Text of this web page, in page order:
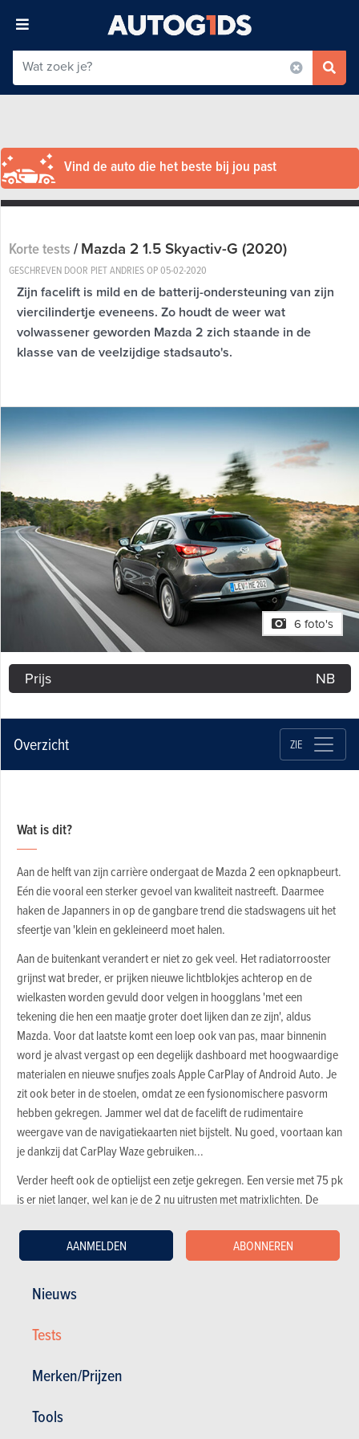
Nieuws
Tests
Merken/Prijzen
Tools
AANMELDEN ABONNEREN
Vind de auto die het beste bij jou past
Korte tests/Mazda 2 1.5 Skyactiv-G (2020)
GESCHREVEN DOOR PIET ANDRIES OP05-02-2020
Zijn facelift is mild en de batterij-ondersteuning van zijn
viercilindertje eveneens. Zo houdt de weer wat
volwassener geworden Mazda 2 zich staande in de
klasse van de veelzijdige stadsauto's.
6 foto's
Prijs NB
Overzicht ZIE
Wat is dit?
Aan de helft van zijn carrière ondergaat de Mazda 2 een opknapbeurt.
Eén die vooral een sterker gevoel van kwaliteit nastreeft. Daarmee
haken de Japanners in op de gangbare trend die stadswagens uit het
sfeertje van 'klein en gekleineerd moet halen.
Aan de buitenkant verandert er niet zo gek veel. Het radiatorrooster
grijnst wat breder, er prijken nieuwe lichtblokjes achterop en de
wielkasten worden gevuld door velgen in hoogglans 'met een
tekening die hen een maatje groter doet lijken dan ze zijn', aldus
Mazda. Voor dat laatste komt een loep ook van pas, maar binnenin
word je alvast vergast op een degelijk dashboard met hoogwaardige
materialen en nieuwe snufjes zoals Apple CarPlay of Android Auto. Je
zit ook beter in de stoelen, omdat ze een fysionomischere pasvorm
hebben gekregen. Jammer wel dat de facelift de rudimentaire
weergave van de navigatiekaarten niet bijstelt. Nu goed, voortaan kan
je dankzij dat CarPlay Waze gebruiken...
Verder heeft ook de optielijst een zetje gekregen. Een versie met 75 pk
is er niet langer, wel kan je de 2 nu uitrusten met matrixlichten. De
tegenliggers worden verblind. Zaken als voetgangersdetectie of
verkeersbordherkenning integreert de 2 vanaf heden ook. Minder
het kan. Een 2 aan gunsttarief is er niet langer. De prijzen starten